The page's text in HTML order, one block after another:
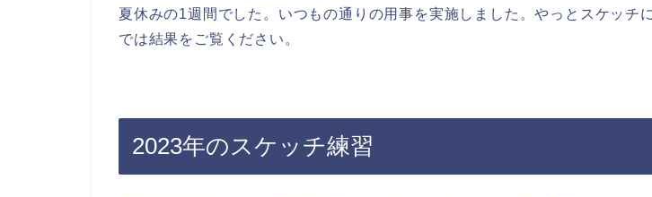
夏休みの1週間でした。いつもの通りの用事を実施しました。やっとスケッチ
では結果をご覧ください。
2023年のスケッチ練習